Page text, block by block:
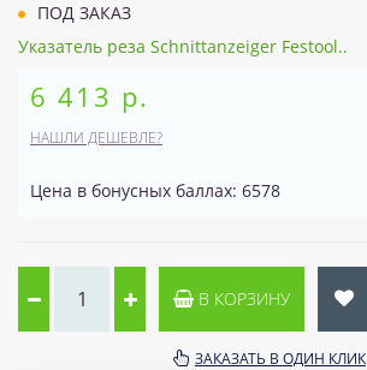
ПОД ЗАКАЗ
Указатель реза Schnittanzeiger Festool..
6 413 р.
НАШЛИ ДЕШЕВЛЕ?
Цена в бонусных баллах: 6578
В КОРЗИНУ
ЗАКАЗАТЬ В ОДИН КЛИК